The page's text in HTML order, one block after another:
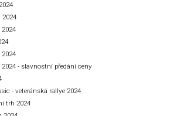
2024
- slavnostní předání ceny
- veteránská rallye 2024
trh 2024